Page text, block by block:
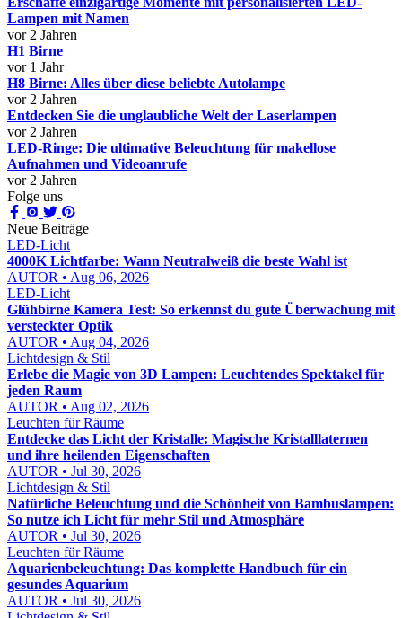
Lampen mit Namen
vor 2 Jahren
H1 Birne
vor 1 Jahr
H8 Birne: Alles über diese beliebte Autolampe
vor 2 Jahren
Entdecken Sie die unglaubliche Welt der Laserlampen
vor 2 Jahren
LED-Ringe: Die ultimative Beleuchtung für makellose
Aufnahmen und Videoanrufe
vor 2 Jahren
Folge uns
Neue Beiträge
LED-Licht
4000K Lichtfarbe: Wann Neutralweiß die beste Wahl ist
AUTOR • Aug 06, 2026
LED-Licht
Glühbirne Kamera Test: So erkennst du gute Überwachung mit
versteckter Optik
AUTOR • Aug 04, 2026
Lichtdesign & Stil
Erlebe die Magie von 3D Lampen: Leuchtendes Spektakel für
jeden Raum
AUTOR • Aug 02, 2026
Leuchten für Räume
Entdecke das Licht der Kristalle: Magische Kristalllaternen
und ihre heilenden Eigenschaften
AUTOR • Jul 30, 2026
Lichtdesign & Stil
Natürliche Beleuchtung und die Schönheit von Bambuslampen:
So nutze ich Licht für mehr Stil und Atmosphäre
AUTOR • Jul 30, 2026
Leuchten für Räume
Aquarienbeleuchtung: Das komplette Handbuch für ein
gesundes Aquarium
AUTOR • Jul 30, 2026